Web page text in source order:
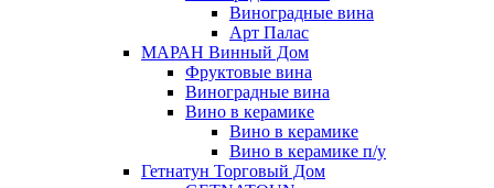
Виноградные вина
Арт Палас
МАРАН Винный Дом
Фруктовые вина
Виноградные вина
Вино в керамике
Вино в керамике
Вино в керамике п/у
Гетнатун Торговый Дом